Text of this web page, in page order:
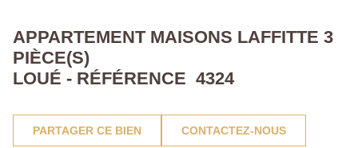
APPARTEMENT MAISONS LAFFITTE 3
PIÈCE(S)
LOUÉ - RÉFÉRENCE 4324
PARTAGER CE BIEN CONTACTEZ-NOUS